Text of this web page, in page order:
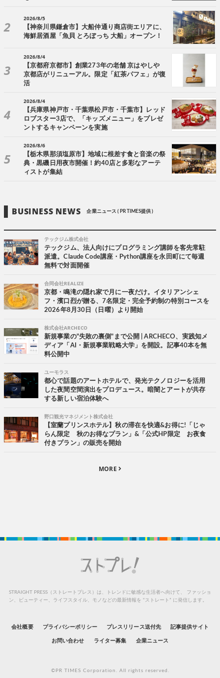
2026/8/5
【神奈川県鎌倉市】大船仲通り商店街エリアに、
海鮮居酒屋「魚貝 とろぼっち 大船」オープン！
2026/8/4
【京都府京都市】創業273年の老舗 京はやしや
京都店がリニューアル。限定「紅茶パフェ」が復
活
2026/8/4
【兵庫県神戸市・千葉県松戸市・千葉市】レッド
ロブスター3店で、「キッズメニュー」をプレゼ
ントするキャンペーンを実施
2026/8/6
【栃木県那須塩原市】地域に根差す食と音楽の祭
典・黒磯日用夜市開催！約40店と多彩なアーテ
ィストが集結
BUSINESS NEWS 企業ニュース ( PR TIMES提供 )
テックジム株式会社
テックジム、法人向けにプログラミング講師を客先常駐
派遣。Claude Code講座・Python講座を永田町にて毎週
無料で対面開催
合同会社REALIZE
京都・鳴滝の隠れ家で月に一夜だけ。イタリアンシェ
フ・濱口烈が贈る、7名限定・完全予約制の特別コースを
2026年8月30日（日曜）より開始
株式会社ARCHECO
新規事業の"失敗の裏側"まで公開 | ARCHECO、実践知メ
ディア「AI・新規事業戦略大学」を開設。記事40本を無
料公開中
ユーモラス
都心で話題のアートホテルで、発光テクノロジーを活用
した夜間空間演出をプロデュース。暗闇とアートが共存
する新しい宿泊体験へ
野口観光マネジメント株式会社
【室蘭プリンスホテル】秋の滞在を快適&お得に!「じゃ
らん限定 秋のお得なプラン」&「公式HP限定 お夜食
付きプラン」の販売を開始
MORE
STRAIGHT PRESS（ストレートプレス）は、トレンドに敏感な生活者へ向けて、
ファッショ
ン、ビューティー、ライフスタイル、モノなどの最新情報を “ストレート” に発信します。
会社概要 プライバシーポリシー プレスリリース送付先 記事提供サイト
お問い合わせ ライター募集 企業ニュース
©PR TIMES Corporation. All rights reserved.